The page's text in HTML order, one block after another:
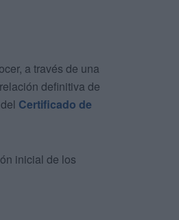
a través de una
definitiva de
Certificado de
inicial de los